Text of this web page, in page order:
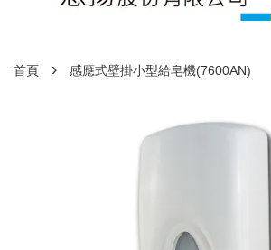
首頁 › 感應式壁掛小型給皂機(7600AN)